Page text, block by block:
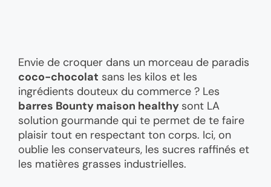
Envie de croquer dans un morceau de paradis
coco-chocolat sans les kilos et les
ingrédients douteux du commerce ? Les
barres Bounty maison healthy sont LA
solution gourmande qui te permet de te faire
plaisir tout en respectant ton corps. Ici, on
oublie les conservateurs, les sucres raffinés et
les matières grasses industrielles.